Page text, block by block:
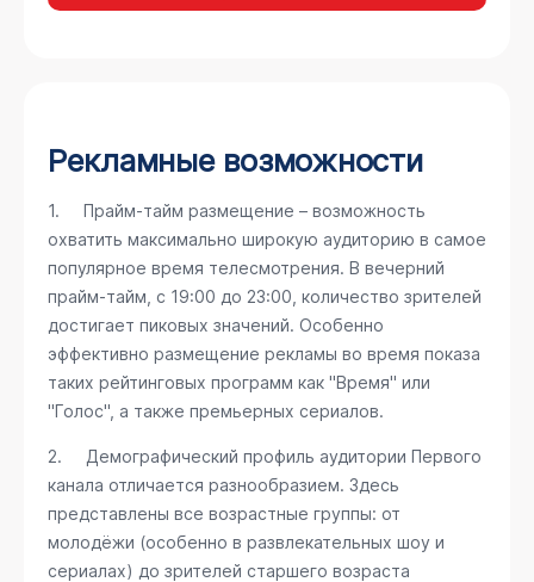
Рекламные возможности
1. Прайм-тайм размещение – возможность
охватить максимально широкую аудиторию в самое
популярное время телесмотрения. В вечерний
прайм-тайм, с 19:00 до 23:00, количество зрителей
достигает пиковых значений. Особенно
эффективно размещение рекламы во время показа
таких рейтинговых программ как "Время" или
"Голос", а также премьерных сериалов.
2. Демографический профиль аудитории Первого
канала отличается разнообразием. Здесь
представлены все возрастные группы: от
молодёжи (особенно в развлекательных шоу и
сериалах) до зрителей старшего возраста